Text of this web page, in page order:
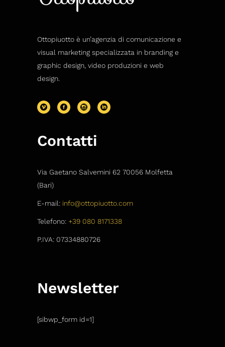
design.
(Bari)
E-mail:info@ottopiuotto.com
Telefono:+39 080 8171338